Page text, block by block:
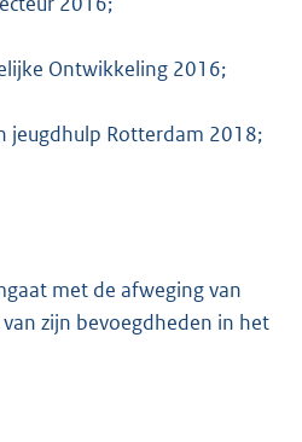
Ontwikkeling 2016;
jeugdhulp Rotterdam 2018;
met de afweging van
zijn bevoegdheden in het